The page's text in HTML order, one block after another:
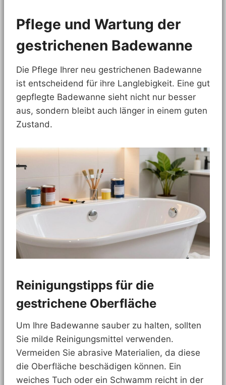
Pflege und Wartung der
gestrichenen Badewanne
Die Pflege Ihrer neu gestrichenen Badewanne
ist entscheidend für ihre Langlebigkeit. Eine gut
gepflegte Badewanne sieht nicht nur besser
aus, sondern bleibt auch länger in einem guten
Zustand.
Reinigungstipps für die
gestrichene Oberfläche
Um Ihre Badewanne sauber zu halten, sollten
Sie milde Reinigungsmittel verwenden.
Vermeiden Sie abrasive Materialien, da diese
die Oberfläche beschädigen können. Ein
weiches Tuch oder ein Schwamm reicht in der